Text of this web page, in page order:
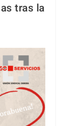
tras la